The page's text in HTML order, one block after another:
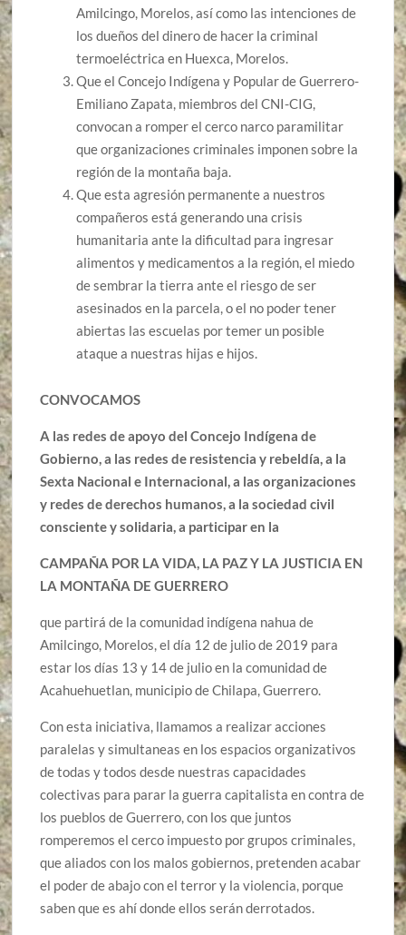
Amilcingo, Morelos, así como las intenciones de
los dueños del dinero de hacer la criminal
termoeléctrica en Huexca, Morelos.
Que el Concejo Indígena y Popular de Guerrero-
Emiliano Zapata, miembros del CNI-CIG,
convocan a romper el cerco narco paramilitar
que organizaciones criminales imponen sobre la
región de la montaña baja.
Que esta agresión permanente a nuestros
compañeros está generando una crisis
humanitaria ante la dificultad para ingresar
alimentos y medicamentos a la región, el miedo
de sembrar la tierra ante el riesgo de ser
asesinados en la parcela, o el no poder tener
abiertas las escuelas por temer un posible
ataque a nuestras hijas e hijos.
CONVOCAMOS
A las redes de apoyo del Concejo Indígena de
Gobierno, a las redes de resistencia y rebeldía, a la
Sexta Nacional e Internacional, a las organizaciones
y redes de derechos humanos, a la sociedad civil
consciente y solidaria, a participar en la
CAMPAÑA POR LA VIDA, LA PAZ Y LA JUSTICIA EN
LA MONTAÑA DE GUERRERO
que partirá de la comunidad indígena nahua de
Amilcingo, Morelos, el día 12 de julio de 2019 para
estar los días 13 y 14 de julio en la comunidad de
Acahuehuetlan, municipio de Chilapa, Guerrero.
Con esta iniciativa, llamamos a realizar acciones
paralelas y simultaneas en los espacios organizativos
de todas y todos desde nuestras capacidades
colectivas para parar la guerra capitalista en contra de
los pueblos de Guerrero, con los que juntos
romperemos el cerco impuesto por grupos criminales,
que aliados con los malos gobiernos, pretenden acabar
el poder de abajo con el terror y la violencia, porque
saben que es ahí donde ellos serán derrotados.